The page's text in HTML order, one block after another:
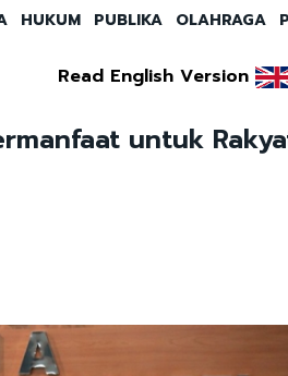
HUKUM PUBLIKA OLAHRAGA
Read English Version
untuk